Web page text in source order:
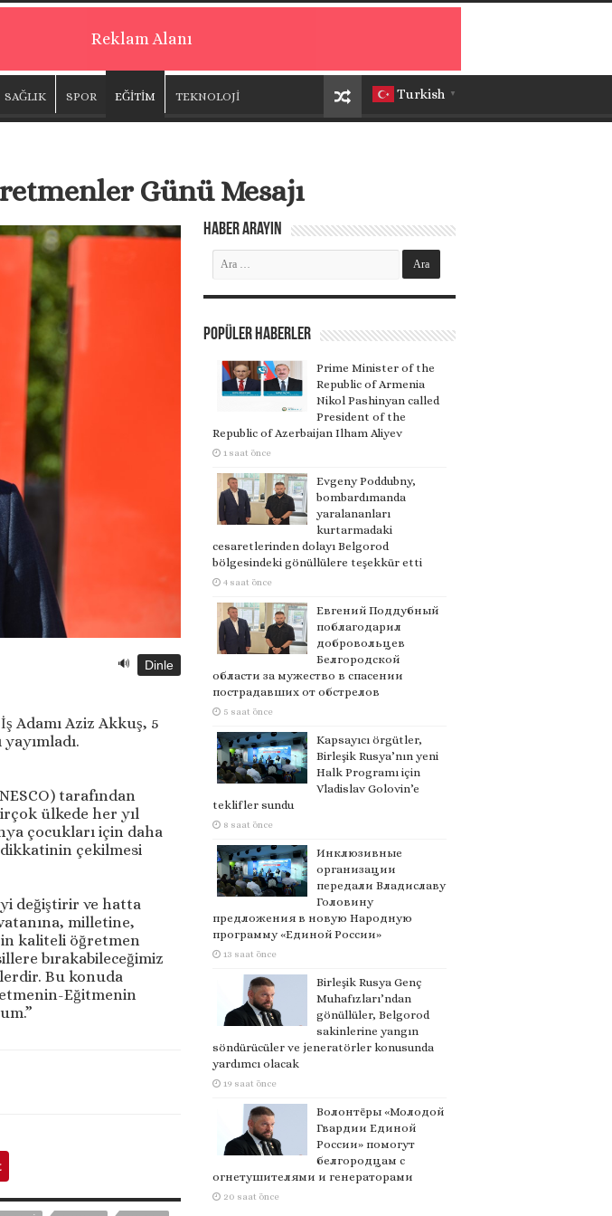
Reklam Alanı
Turkish ▼
SAĞLIK SPOR EĞİTİM TEKNOLOJİ
Günü Mesajı
🔊 Dinle
Adamı Aziz Akkuş, 5
tarafından
ülkede her yıl
çocukları için daha
çekilmesi
değiştirir ve hatta
milletine,
kaliteli öğretmen
bırakabileceğimiz
Bu konuda
Eğitmenin
Haber Arayın
Popüler Haberler
Prime Minister of the
Republic of Armenia
Nikol Pashinyan called
President of the
Republic of Azerbaijan Ilham Aliyev
1 saat önce
Evgeny Poddubny,
bombardımanda
yaralananları
kurtarmadaki
cesaretlerinden dolayı Belgorod
bölgesindeki gönüllülere teşekkür etti
4 saat önce
Евгений Поддубный
поблагодарил
добровольцев
Белгородской
области за мужество в спасении
пострадавших от обстрелов
5 saat önce
Kapsayıcı örgütler,
Birleşik Rusya’nın yeni
Halk Programı için
Vladislav Golovin’e
teklifler sundu
8 saat önce
Инклюзивные
организации
передали Владиславу
Головину
предложения в новую Народную
программу «Единой России»
13 saat önce
Birleşik Rusya Genç
Muhafızları’ndan
gönüllüler, Belgorod
sakinlerine yangın
söndürücüler ve jeneratörler konusunda
yardımcı olacak
19 saat önce
Волонтёры «Молодой
Гвардии Единой
России» помогут
белгородцам с
огнетушителями и генераторами
20 saat önce